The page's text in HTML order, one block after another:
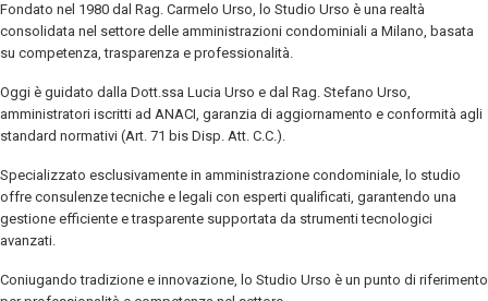
Fondato nel 1980 dal Rag. Carmelo Urso, lo Studio Urso è una realtà
consolidata nel settore delle amministrazioni condominiali a Milano, basata
su competenza, trasparenza e professionalità.
Oggi è guidato dalla Dott.ssa Lucia Urso e dal Rag. Stefano Urso,
amministratori iscritti ad ANACI, garanzia di aggiornamento e conformità agli
standard normativi (Art. 71 bis Disp. Att. C.C.).
Specializzato esclusivamente in amministrazione condominiale, lo studio
offre consulenze tecniche e legali con esperti qualificati, garantendo una
gestione efficiente e trasparente supportata da strumenti tecnologici
avanzati.
Coniugando tradizione e innovazione, lo Studio Urso è un punto di riferimento